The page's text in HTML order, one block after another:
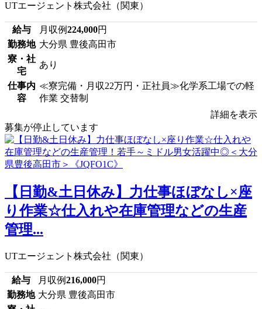
UTエージェント株式会社（関東）
給与 月収例224,000円
勤務地 大分県 豊後高田市
寮・社
宅
あり
仕事内
容
≪寮完備・月収22万円・正社員≫化学系工場での軽
作業 交替制
詳細を表示
募集が停止しています
【日勤&土日休み】力仕事ほぼなし×座
り作業☆仕入れや在庫管理などの生産
管理...
UTエージェント株式会社（関東）
給与 月収例216,000円
勤務地 大分県 豊後高田市